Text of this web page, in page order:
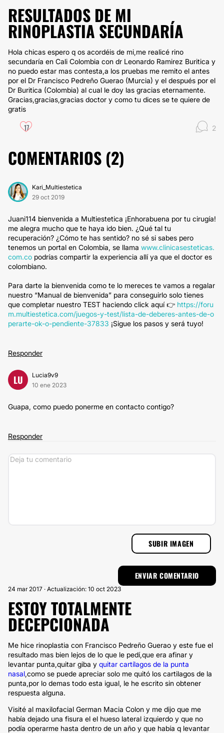
RESULTADOS DE MI
RINOPLASTIA SECUNDARÍA
Hola chicas espero q os acordéis de mi,me realicé rino
secundaría en Cali Colombia con dr Leonardo Ramirez Buritica y
no puedo estar mas contesta,a los pruebas me remito el antes
por el Dr Francisco Pedreño Guerao (Murcia) y el después por el
Dr Buritica (Colombia) al cual le doy las gracias eternamente.
Gracias,gracias,gracias doctor y como tu dices se te quiere de
gratis
17 2
COMENTARIOS (2)
Kari_Multiestetica
29 oct 2019
Juani114 bienvenida a Multiestetica ¡Enhorabuena por tu cirugía!
me alegra mucho que te haya ido bien. ¿Qué tal tu
recuperación? ¿Cómo te has sentido? no sé si sabes pero
tenemos un portal en Colombia, se llama www.clinicasesteticas.
com.co podrías compartir la experiencia allí ya que el doctor es
colombiano.
Para darte la bienvenida como te lo mereces te vamos a regalar
nuestro “Manual de bienvenida” para conseguirlo solo tienes
que completar nuestro TEST haciendo click aquí 👉 https://foru
m.multiestetica.com/juegos-y-test/lista-de-deberes-antes-de-o
perarte-ok-o-pendiente-37833 ¡Sigue los pasos y será tuyo!
Responder
LU
Lucia9v9
10 ene 2023
Guapa, como puedo ponerme en contacto contigo?
Responder
SUBIR IMAGEN
24 mar 2017 · Actualización: 10 oct 2023
ESTOY TOTALMENTE
DECEPCIONADA
Me hice rinoplastia con Francisco Pedreño Guerao y este fue el
resultado mas bien lejos de lo que le pedí,que era afinar y
levantar punta,quitar giba y quitar cartílagos de la punta
nasal,como se puede apreciar solo me quitó los cartilagos de la
punta,por lo demas todo esta igual, le he escrito sin obtener
respuesta alguna.
Visité al maxilofacial German Macia Colon y me dijo que me
había dejado una fisura el el hueso lateral izquierdo y que no
podía operarme hasta dentro de un año y que había q levantar